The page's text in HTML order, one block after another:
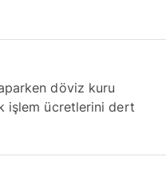
döviz kuru
işlem ücretlerini dert